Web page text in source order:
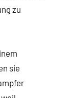
zu
sie